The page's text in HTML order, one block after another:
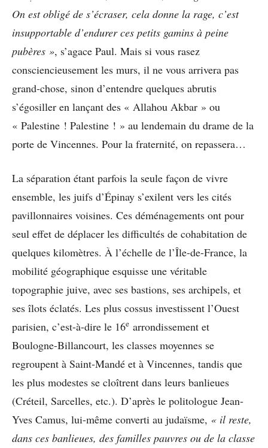
On est obligé de s’écraser, cela donne la rage, c’est
insupportable d’endurer ces petits gamins à peine
pubères », s’agace Paul. Mais si vous rasez
consciencieusement les murs, il ne vous arrivera pas
grand-chose, sinon d’entendre quelques abrutis
s’égosiller en lançant des « Allahou Akbar » ou
« Palestine ! Palestine ! » au lendemain du drame de la
porte de Vincennes. Pour la fraternité, on repassera…
La séparation étant parfois la seule façon de vivre
ensemble, les juifs d’Épinay s’exilent vers les cités
pavillonnaires voisines. Ces déménagements ont pour
seul effet de déplacer les difficultés de cohabitation de
quelques kilomètres. À l’échelle de l’Île-de-France, la
mobilité géographique esquisse une véritable
topographie juive, avec ses bastions, ses archipels, et
ses îlots éclatés. Les plus cossus investissent l’Ouest
parisien, c’est-à-dire le 16e arrondissement et
Boulogne-Billancourt, les classes moyennes se
regroupent à Saint-Mandé et à Vincennes, tandis que
les plus modestes se cloîtrent dans leurs banlieues
(Créteil, Sarcelles, etc.). D’après le politologue Jean-
Yves Camus, lui-même converti au judaïsme, «il reste,
dans ces banlieues, des familles pauvres ou de la classe